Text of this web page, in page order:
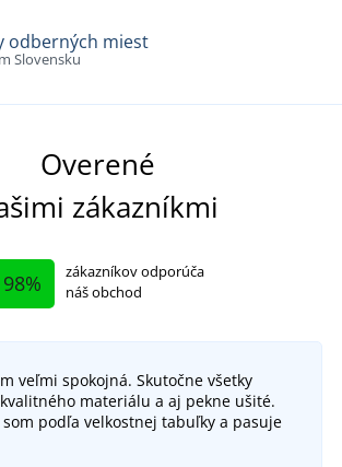
odberných miest
Slovensku
Overené
zákazníkmi
98%
zákazníkov odporúča
náš obchod
veľmi spokojná. Skutočne všetky
materiálu a aj pekne ušité.
podľa velkostnej tabuľky a pasuje